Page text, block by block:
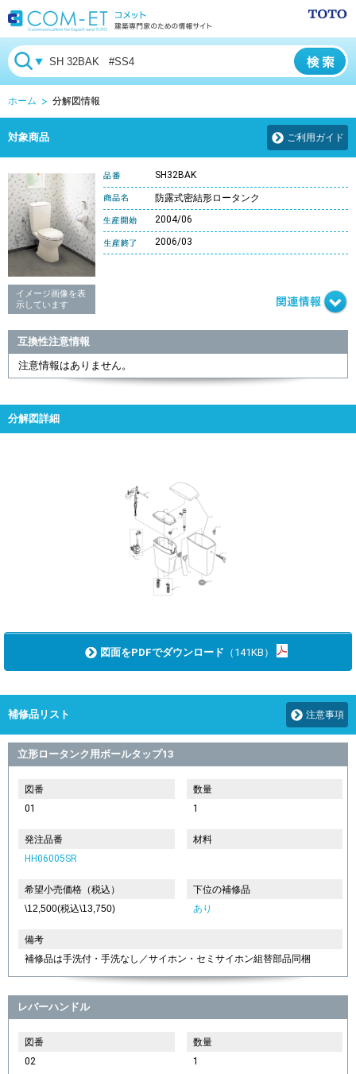
ホーム 分解図情報
対象商品 ご利用ガイド
イメージ画像を表
示しています
SH32BAK
防露式密結形ロータンク
2004/06
2006/03
互換性注意情報
注意情報はありません。
分解図詳細
図面をPDFでダウンロード （141KB）
補修品リスト 注意事項
立形ロータンク用ボールタップ13
図番
01
数量
1
発注品番
HH06005SR
材料
希望小売価格（税込）
\12,500(税込\13,750)
下位の補修品
あり
備考
補修品は手洗付・手洗なし／サイホン・セミサイホン組替部品同梱
レバーハンドル
図番
02
数量
1